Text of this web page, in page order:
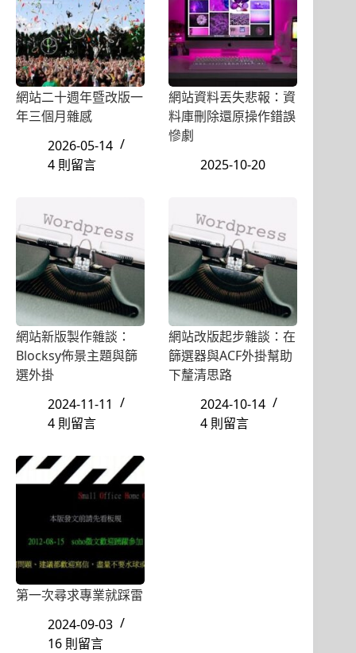
網站二十週年暨改版一
年三個月雜感
2026-05-14
4 則留言
網站資料丟失悲報：資
料庫刪除還原操作錯誤
慘劇
2025-10-20
網站新版製作雜談：
Blocksy佈景主題與篩
選外掛
2024-11-11
4 則留言
網站改版起步雜談：在
篩選器與ACF外掛幫助
下釐清思路
2024-10-14
4 則留言
第一次尋求專業就踩雷
2024-09-03
16 則留言